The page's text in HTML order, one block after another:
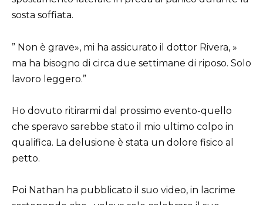
sosta soffiata.
” Non è grave», mi ha assicurato il dottor Rivera, »
ma ha bisogno di circa due settimane di riposo. Solo
lavoro leggero.”
Ho dovuto ritirarmi dal prossimo evento-quello
che speravo sarebbe stato il mio ultimo colpo in
qualifica. La delusione è stata un dolore fisico al
petto.
Poi Nathan ha pubblicato il suo video, in lacrime